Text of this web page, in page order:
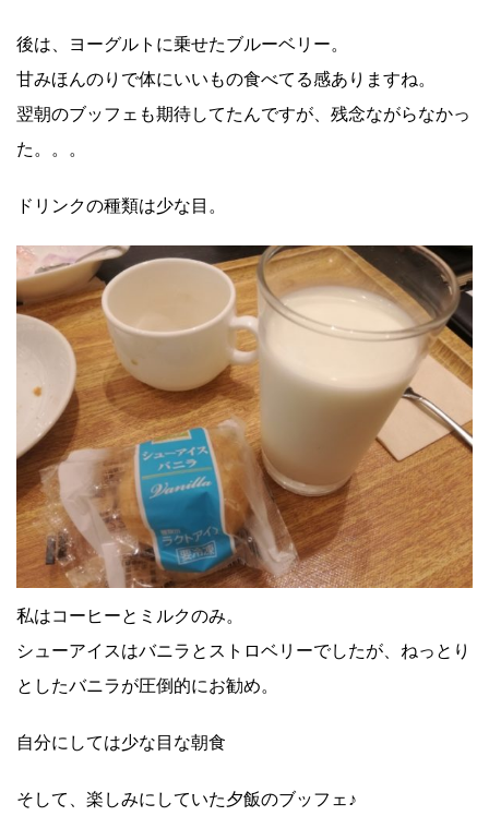
後は、ヨーグルトに乗せたブルーベリー。
甘みほんのりで体にいいもの食べてる感ありますね。
翌朝のブッフェも期待してたんですが、残念ながらなかっ
た。。。
ドリンクの種類は少な目。
私はコーヒーとミルクのみ。
シューアイスはバニラとストロベリーでしたが、ねっとり
としたバニラが圧倒的にお勧め。
自分にしては少な目な朝食
そして、楽しみにしていた夕飯のブッフェ♪